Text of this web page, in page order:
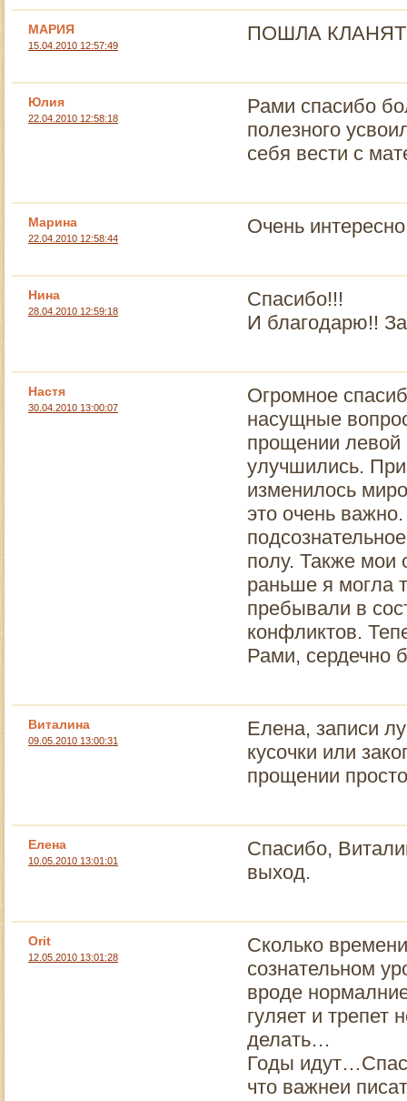
МАРИЯ
15.04.2010 12:57:49
ПОШЛА
Юлия
22.04.2010 12:58:18
Рами спасибо
полезного
себя вести с
Марина
22.04.2010 12:58:44
Очень
Нина
28.04.2010 12:59:18
Спасибо!!!
И благодарю!!
Настя
30.04.2010 13:00:07
Огромное
насущные
прощении левой
улучшились.
изменилось
это очень
полу. Также мои
раньше я могла
пребывали в
конфликтов.
Рами, сердечно
Виталина
09.05.2010 13:00:31
Елена, записи
кусочки или
прощении
Елена
10.05.2010 13:01:01
Спасибо,
выход.
Orit
12.05.2010 13:01:28
Сколько
сознательном
вроде
гуляет и трепет
делать…
Годы
что важнеи